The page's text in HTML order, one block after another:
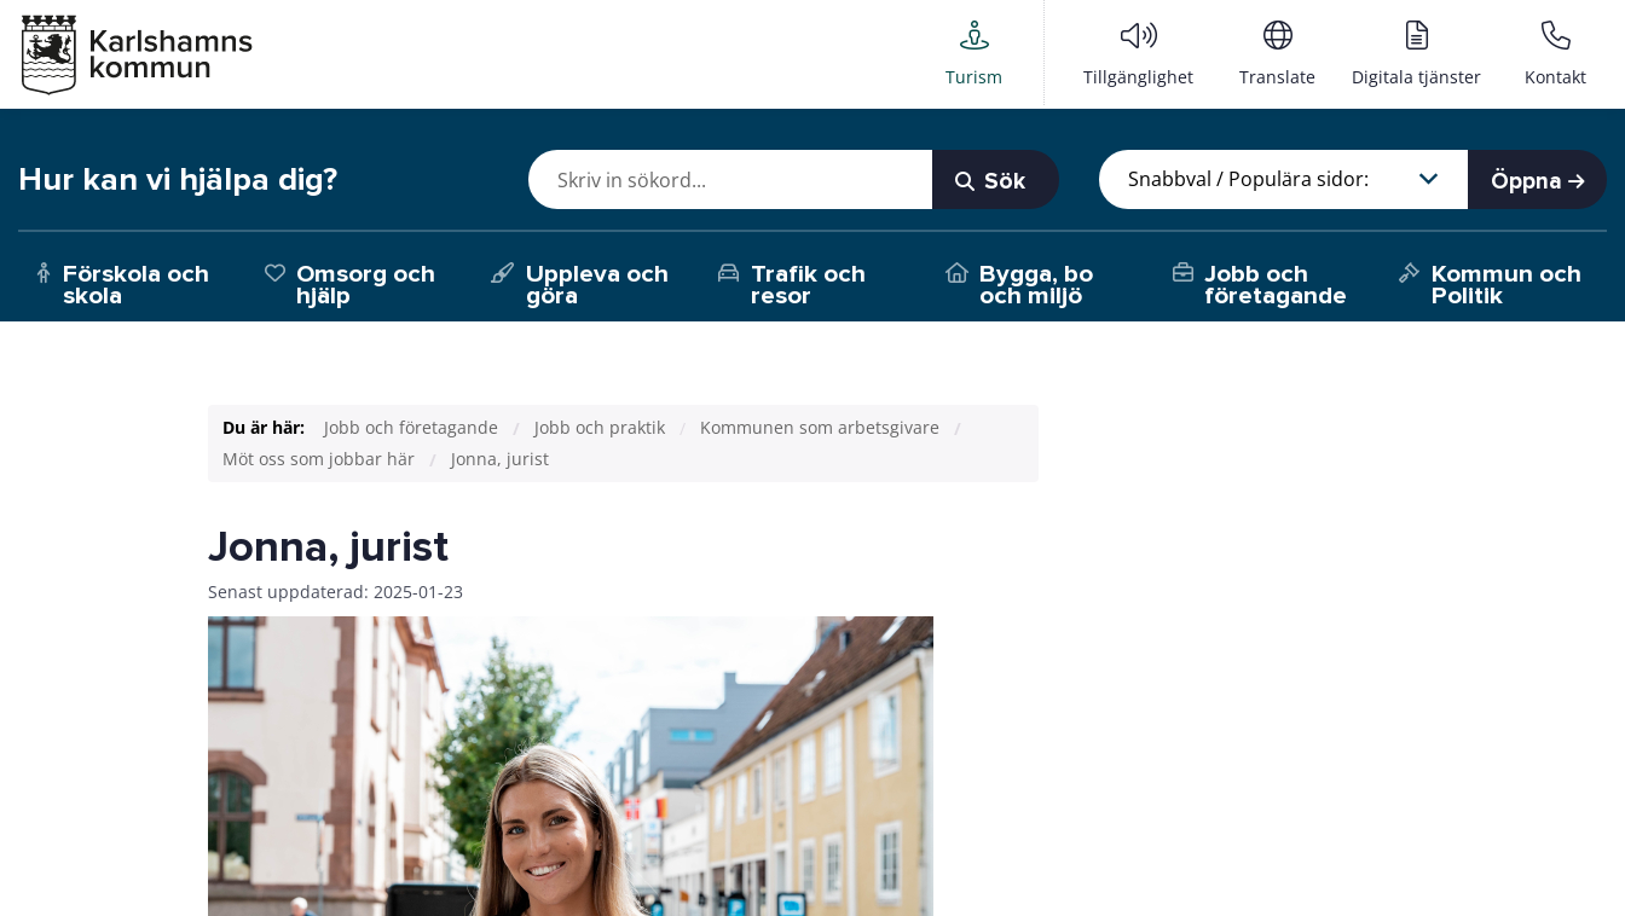
Turism Tillgänglighet Translate Digitala tjänster Kontakt
Hur kan vi hjälpa dig? Sök Öppna
Förskola och
skola
Omsorg och
hjälp
Uppleva och
göra
Trafik och
resor
Bygga, bo
och miljö
Jobb och
företagande
Kommun och
Politik
Du är här: Jobb och företagande Jobb och praktik
Kommunen som arbetsgivare
Möt oss som jobbar här
Jonna, jurist
Jonna, jurist
Senast uppdaterad: 2025-01-23